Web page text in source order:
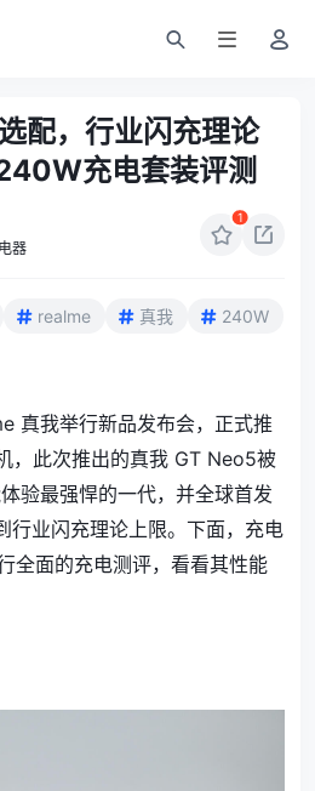
配，行业闪充理论
充电套装评测
器
1
realme 真我 240W
真我举行新品发布会，正式推
，此次推出的真我 GT Neo5被
验最强悍的一代，并全球首发
行业闪充理论上限。下面，充电
全面的充电测评，看看其性能